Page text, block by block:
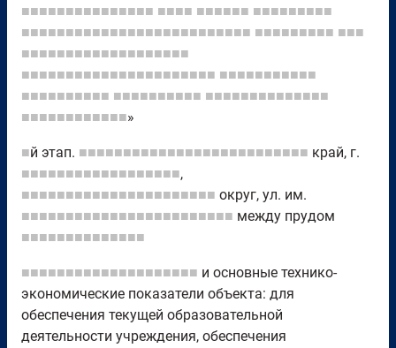
■■■■■■■■■■■■■■■ ■■■■ ■■■■■■ ■■■■■■■■■
■■■■■■■■■■■■■■■■■■■■■■■■■■ ■■■■■■■■■ ■■■
■■■■■■■■■■■■■■■■■■■
■■■■■■■■■■■■■■■■■■■■■■ ■■■■■■■■■■■
■■■■■■■■■■ ■■■■■■■■■■ ■■■■■■■■■■■■■■
■■■■■■■■■■■■»
■й этап. ■■■■■■■■■■■■■■■■■■■■■■■■■■ край, г.
■■■■■■■■■■■■■■■■■■,
■■■■■■■■■■■■■■■■■■■■■■ округ, ул. им.
■■■■■■■■■■■■■■■■■■■■■■■■ между прудом
■■■■■■■■■■■■■■
■■■■■■■■■■■■■■■■■■■■ и основные технико-
экономические показатели объекта: для
обеспечения текущей образовательной
деятельности учреждения, обеспечения